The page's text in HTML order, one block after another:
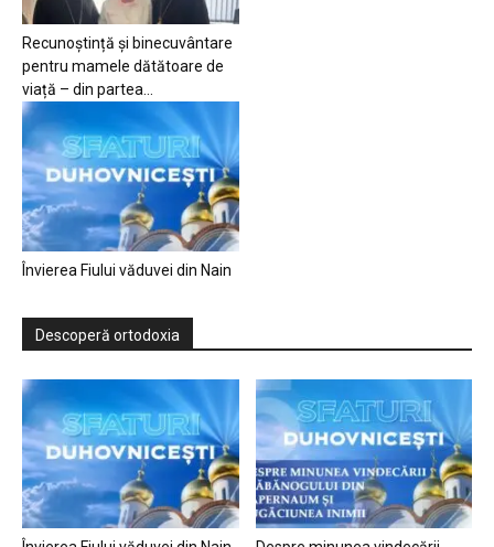
Recunoștință și binecuvântare
pentru mamele dătătoare de
viață – din partea...
Învierea Fiului văduvei din Nain
Descoperă ortodoxia